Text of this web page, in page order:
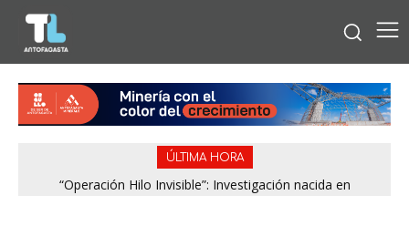
ÚLTIMA HORA
“Operación Hilo Invisible”: Investigación nacida en